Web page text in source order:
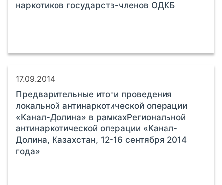
наркотиков государств-членов ОДКБ
17.09.2014
Предварительные итоги проведения
локальной антинаркотической операции
«Канал-Долина» в рамкахРегиональной
антинаркотической операции «Канал-
Долина, Казахстан, 12-16 сентября 2014
года»